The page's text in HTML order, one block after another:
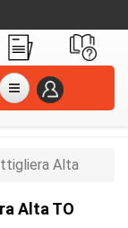
Alta
Alta TO